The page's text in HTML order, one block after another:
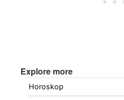
Explore more
Horoskop